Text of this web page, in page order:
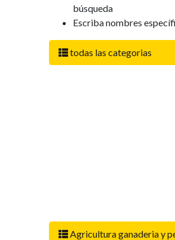
todas las categorias
Agricultura ganaderia y
búsqueda
Escriba nombres